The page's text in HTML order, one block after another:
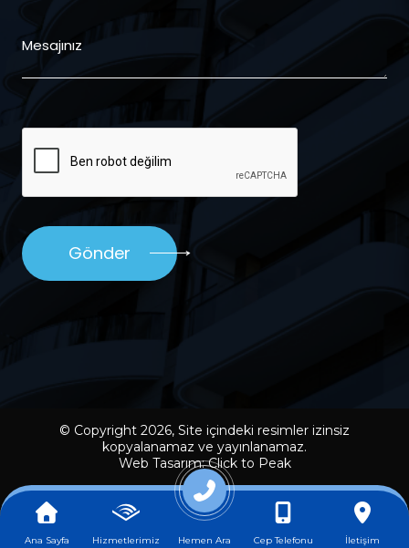
Gönder
© Copyright 2026, Site içindeki resimler izinsiz
kopyalanamaz ve yayınlanamaz.
Web Tasarım: Click to Peak
Ana Sayfa Hizmetlerimiz Hemen Ara Cep Telefonu İletişim